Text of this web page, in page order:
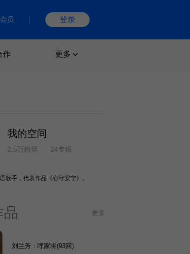
员 登录
作 更多
我的空间
2.5万粉丝 24专辑
歌手，代表作品《心守安宁》。
品 更多
刘兰芳：呼家将(93回)